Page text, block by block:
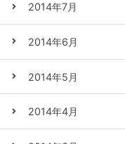
2014年7月
2014年6月
2014年5月
2014年4月